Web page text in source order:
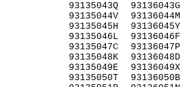
93135043Q
93135044V
93135045H
93135046L
93135047C
93135048K
93135049E
93135050T
93136043G
93136044M
93136045Y
93136046F
93136047P
93136048D
93136049X
93136050B